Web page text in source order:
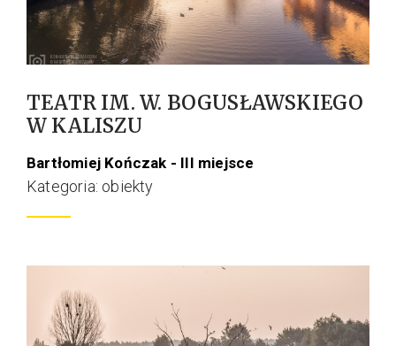
TEATR IM. W. BOGUSŁAWSKIEGO
W KALISZU
Bartłomiej Kończak - III miejsce
Kategoria: obiekty